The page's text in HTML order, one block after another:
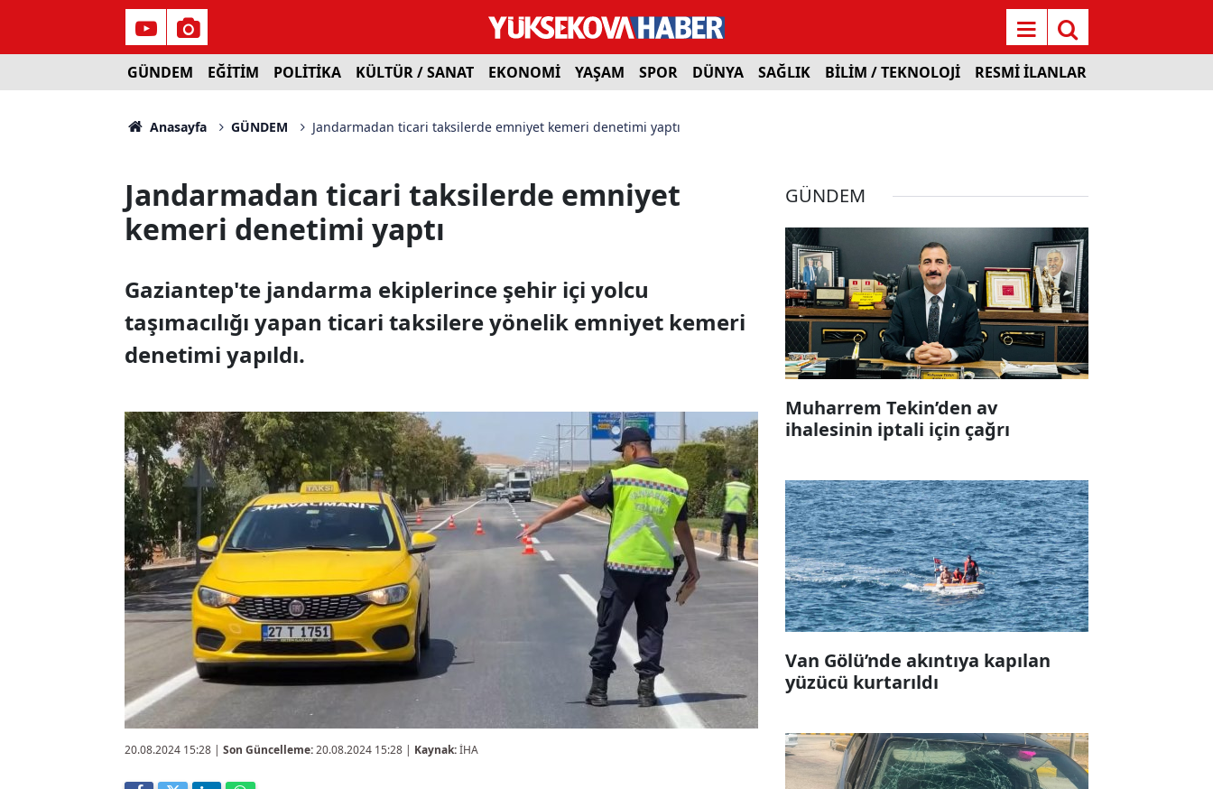
GÜNDEM EĞİTİM POLİTİKA KÜLTÜR / SANAT EKONOMİ YAŞAM SPOR DÜNYA SAĞLIK BİLİM / TEKNOLOJİ RESMİ İLANLAR
Anasayfa GÜNDEM Jandarmadan ticari taksilerde emniyet kemeri denetimi yaptı
Jandarmadan ticari taksilerde emniyet
kemeri denetimi yaptı
Gaziantep'te jandarma ekiplerince şehir içi yolcu
taşımacılığı yapan ticari taksilere yönelik emniyet kemeri
denetimi yapıldı.
20.08.2024 15:28 | Son Güncelleme:20.08.2024 15:28 | Kaynak:İHA
GÜNDEM
Muharrem Tekin’den av
ihalesinin iptali için çağrı
Van Gölü’nde akıntıya kapılan
yüzücü kurtarıldı